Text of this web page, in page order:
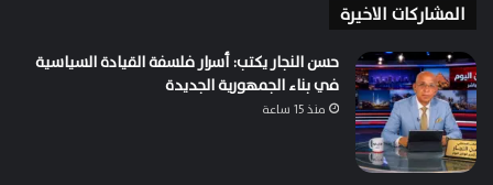
المشاركات الاخيرة
حسن النجار يكتب: أسرار فلسفة القيادة السياسية
في بناء الجمهورية الجديدة
منذ 15 ساعة